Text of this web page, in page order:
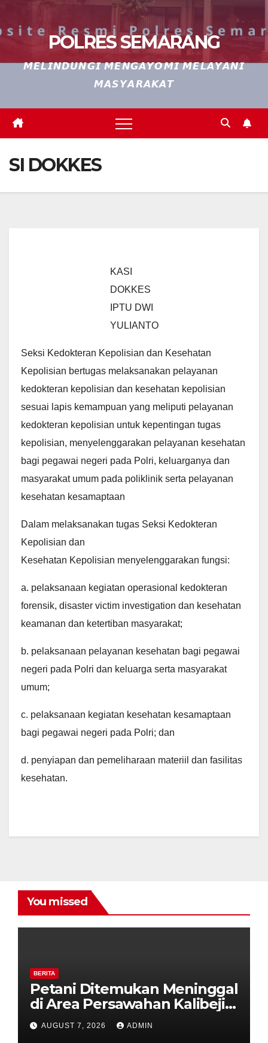
POLRES SEMARANG
𝙈𝙀𝙇𝙄𝙉𝘿𝙐𝙉𝙂𝙄 𝙈𝙀𝙉𝙂𝘼𝙔𝙊𝙈𝙄 𝙈𝙀𝙇𝘼𝙔𝘼𝙉𝙄
𝙈𝘼𝙎𝙔𝘼𝙍𝘼𝙆𝘼𝙏
SI DOKKES
KASI
DOKKES
IPTU DWI
YULIANTO
Seksi Kedokteran Kepolisian dan Kesehatan
Kepolisian bertugas melaksanakan pelayanan
kedokteran kepolisian dan kesehatan kepolisian
sesuai lapis kemampuan yang meliputi pelayanan
kedokteran kepolisian untuk kepentingan tugas
kepolisian, menyelenggarakan pelayanan kesehatan
bagi pegawai negeri pada Polri, keluarganya dan
masyarakat umum pada poliklinik serta pelayanan
kesehatan kesamaptaan
Dalam melaksanakan tugas Seksi Kedokteran
Kepolisian dan
Kesehatan Kepolisian menyelenggarakan fungsi:
a. pelaksanaan kegiatan operasional kedokteran
forensik, disaster victim investigation dan kesehatan
keamanan dan ketertiban masyarakat;
b. pelaksanaan pelayanan kesehatan bagi pegawai
negeri pada Polri dan keluarga serta masyarakat
umum;
c. pelaksanaan kegiatan kesehatan kesamaptaan
bagi pegawai negeri pada Polri; dan
d. penyiapan dan pemeliharaan materiil dan fasilitas
kesehatan.
You missed
BERITA
Petani Ditemukan Meninggal
di Area Persawahan Kalibeji,
Polisi Pastikan Tidak Ada
Tanda Kekerasan
AUGUST 7, 2026 ADMIN